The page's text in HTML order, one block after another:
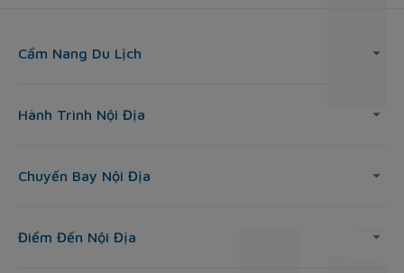
Cẩm Nang Du Lịch
Hành Trình Nội Địa
Chuyến Bay Nội Địa
Điểm Đến Nội Địa